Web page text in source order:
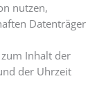
nutzen,
Datenträger
Inhalt der
der Uhrzeit